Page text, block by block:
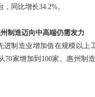
同比增长34.2%。
制造迈向中高端仍需发力
造业增加值在规模以上
70家增加到100家。惠州制